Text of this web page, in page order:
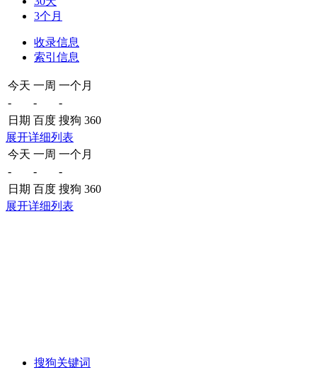
3个月
收录信息
索引信息
今天 一周 一个月
-
-
-
日期 百度 搜狗 360
展开详细列表
今天 一周 一个月
-
-
-
日期 百度 搜狗 360
展开详细列表
搜狗关键词